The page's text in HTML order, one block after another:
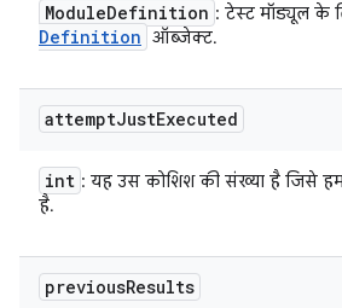
ModuleDefinition : टेस्ट मॉड्यूल के
Definition ऑब्जेक्ट.
attemptJustExecuted
int : यह उस कोशिश की संख्या है जिसे
है.
previousResults